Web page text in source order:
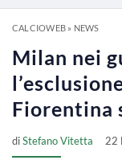
CALCIOWEB» NEWS
Milan nei
Fiorentina
diStefano Vitetta 22